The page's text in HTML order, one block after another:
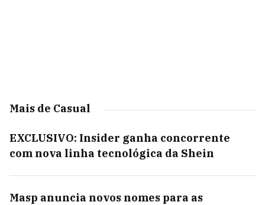
Mais de Casual
EXCLUSIVO: Insider ganha concorrente
com nova linha tecnológica da Shein
Masp anuncia novos nomes para as